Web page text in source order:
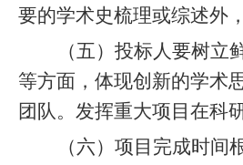
要的学术史梳理或综述外
（五）投标人要树
等方面，体现创新的学术
团队。发挥重大项目在科
（六）项目完成时间